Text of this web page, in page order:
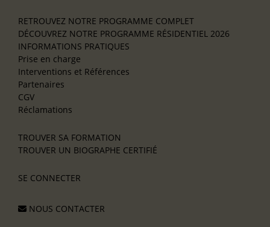
RETROUVEZ NOTRE PROGRAMME COMPLET
DÉCOUVREZ NOTRE PROGRAMME RÉSIDENTIEL 2026
INFORMATIONS PRATIQUES
Prise en charge
Interventions et Références
Partenaires
CGV
Réclamations
TROUVER SA FORMATION
TROUVER UN BIOGRAPHE CERTIFIÉ
SE CONNECTER
NOUS CONTACTER